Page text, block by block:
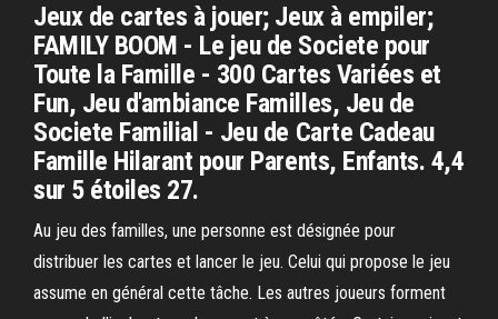
Jeux de cartes à jouer; Jeux à empiler;
FAMILY BOOM - Le jeu de Societe pour
Toute la Famille - 300 Cartes Variées et
Fun, Jeu d'ambiance Familles, Jeu de
Societe Familial - Jeu de Carte Cadeau
Famille Hilarant pour Parents, Enfants. 4,4
sur 5 étoiles 27.
Au jeu des familles, une personne est désignée pour
distribuer les cartes et lancer le jeu. Celui qui propose le jeu
assume en général cette tâche. Les autres joueurs forment